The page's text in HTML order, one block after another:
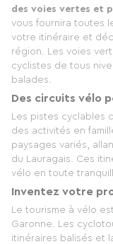
des voies vertes et
vous fournira toutes
votre itinéraire et
région. Les voies
cyclistes de tous
balades.
Des circuits vélo
Les pistes cyclables
des activités en
paysages variés,
du Lauragais. Ces
vélo en toute
Inventez votre
Le tourisme à vélo
Garonne. Les
itinéraires balisés et